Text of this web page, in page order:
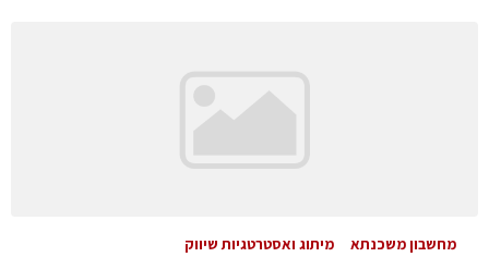
מחשבון משכנתא מיתוג ואסטרטגיות שיווק